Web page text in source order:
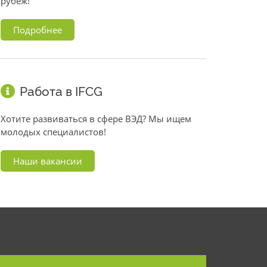
Подробнее
Работа в IFCG
Хотите развиваться в сфере ВЭД? Мы ищем
молодых специалистов!
Наши вакансии